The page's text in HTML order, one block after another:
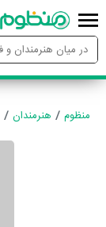
منظوم هنرمندان